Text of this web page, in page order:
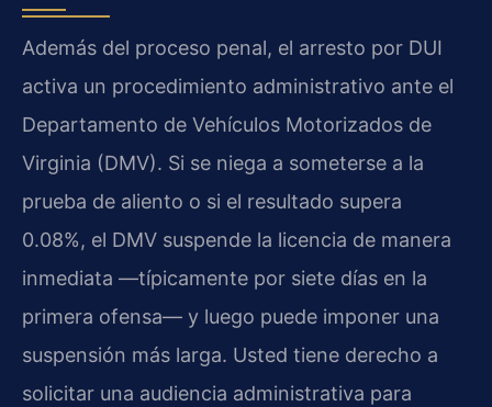
Además del proceso penal, el arresto por DUI
activa un procedimiento administrativo ante el
Departamento de Vehículos Motorizados de
Virginia (DMV). Si se niega a someterse a la
prueba de aliento o si el resultado supera
0.08%, el DMV suspende la licencia de manera
inmediata —típicamente por siete días en la
primera ofensa— y luego puede imponer una
suspensión más larga. Usted tiene derecho a
solicitar una audiencia administrativa para